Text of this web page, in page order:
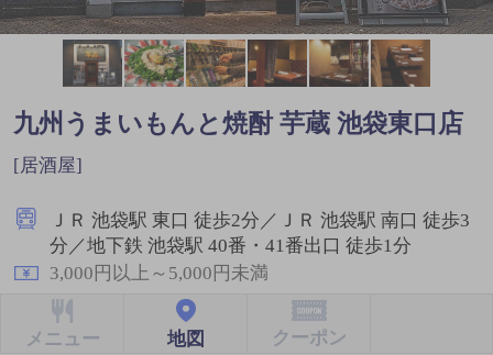
九州うまいもんと焼酎 芋蔵 池袋東口店
[居酒屋]
ＪＲ 池袋駅 東口 徒歩2分／ＪＲ 池袋駅 南口 徒歩3
分／地下鉄 池袋駅 40番・41番出口 徒歩1分
3,000円以上～5,000円未満
メニュー 地図 クーポン